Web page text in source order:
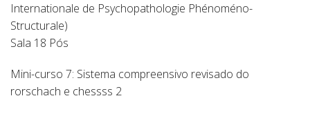
Internationale de Psychopathologie Phénoméno-
Structurale)
Sala 18 Pós
Mini-curso 7: Sistema compreensivo revisado do
rorschach e chessss 2